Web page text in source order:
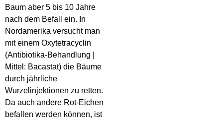
Baum aber 5 bis 10 Jahre
nach dem Befall ein. In
Nordamerika versucht man
mit einem Oxytetracyclin
(Antibiotika-Behandlung |
Mittel: Bacastat) die Bäume
durch jährliche
Wurzelinjektionen zu retten.
Da auch andere Rot-Eichen
befallen werden können, ist